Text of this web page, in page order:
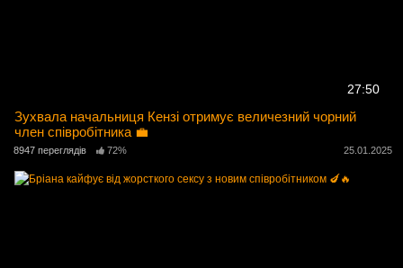
27:50
Зухвала начальниця Кензі отримує величезний чорний
член співробітника 💼
8947 переглядів 72% 25.01.2025